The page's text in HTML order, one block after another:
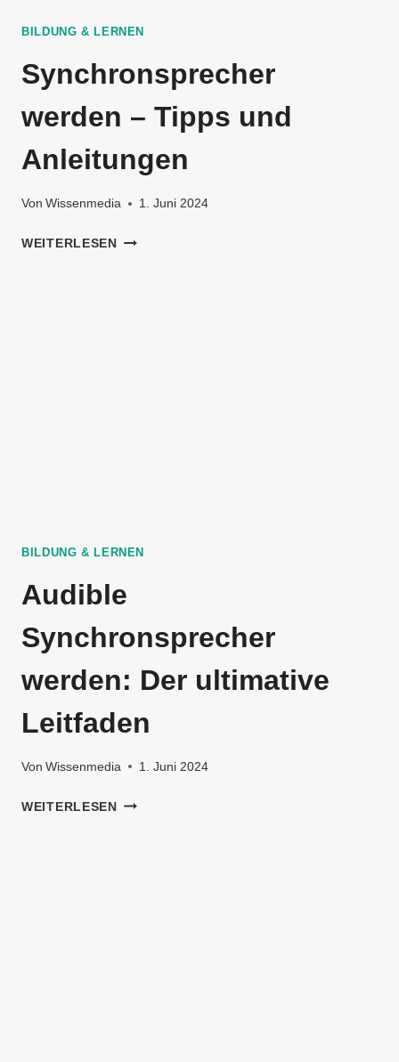
BILDUNG & LERNEN
Synchronsprecher
werden – Tipps und
Anleitungen
Von Wissenmedia 1. Juni 2024
WEITERLESENSYNCHRONSPRECHER
BILDUNG & LERNEN
Audible
Synchronsprecher
werden: Der ultimative
Leitfaden
Von Wissenmedia 1. Juni 2024
WEITERLESENAUDIBLE